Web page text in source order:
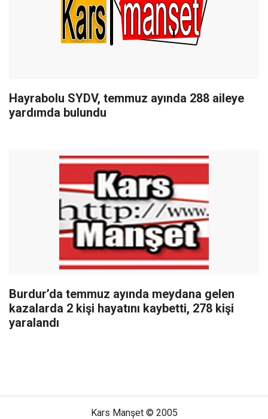
Hayrabolu SYDV, temmuz ayında 288 aileye
yardımda bulundu
Burdur’da temmuz ayında meydana gelen
kazalarda 2 kişi hayatını kaybetti, 278 kişi
yaralandı
Kars Manşet © 2005